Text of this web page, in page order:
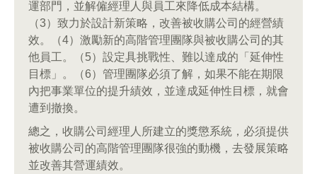
運部門，並解僱經理人與員工來降低成本結構。
（3）致力於設計新策略，改善被收購公司的經營績
效。（4）激勵新的高階管理團隊與被收購公司的其
他員工。（5）設定具挑戰性、難以達成的「延伸性
目標」。（6）管理團隊必須了解，如果不能在期限
內把事業單位的提升績效，並達成延伸性目標，就會
遭到撤換。
總之，收購公司經理人所建立的獎懲系統，必須提供
被收購公司的高階管理團隊很強的動機，去發展策略
並改善其營運績效。